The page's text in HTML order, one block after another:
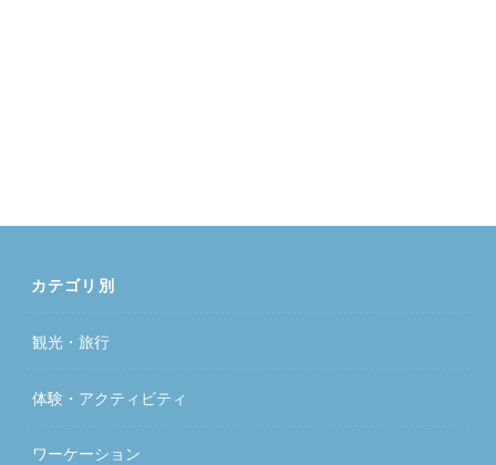
カテゴリ別
観光・旅行
体験・アクティビティ
ワーケーション